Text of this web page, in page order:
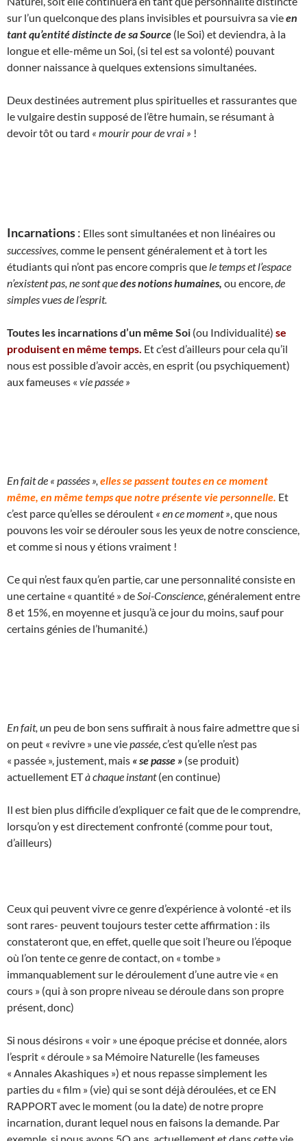
sur l’un quelconque des plans invisibles et poursuivra sa vieen
tant qu’entité distincte de sa Source (le Soi) et deviendra, à la
longue et elle-même un Soi, (si tel est sa volonté) pouvant
donner naissance à quelques extensions simultanées.
Deux destinées autrement plus spirituelles et rassurantes que
le vulgaire destin supposé de l’être humain, se résumant à
devoir tôt ou tard « mourir pour de vrai » !
Incarnations: Elles sont simultanées et non linéaires ou
successives, comme le pensent généralement et à tort les
étudiants qui n’ont pas encore compris que le temps et l’espace
n’existent pas, ne sont quedes notions humaines, ou encore, de
simples vues de l’esprit.
Toutes les incarnations d’un même Soi (ou Individualité) se
produisent en même temps. Et c’est d’ailleurs pour cela qu’il
nous est possible d’avoir accès, en esprit (ou psychiquement)
aux fameuses « vie passée »
En fait de « passées », elles se passent toutes en ce moment
même, en même temps que notre présente vie personnelle. Et
c’est parce qu’elles se déroulent « en ce moment » , que nous
pouvons les voir se dérouler sous les yeux de notre conscience,
et comme si nous y étions vraiment !
Ce qui n’est faux qu’en partie, car une personnalité consiste en
une certaine « quantité » de Soi-Conscience , généralement entre
8 et 15%, en moyenne et jusqu’à ce jour du moins, sauf pour
certains génies de l’humanité.)
En fait, un peu de bon sens suffirait à nous faire admettre que si
on peut « revivre » une viepassée , c’est qu’elle n’est pas
« passée », justement, mais « se passe » (se produit)
actuellement ETà chaque instant(en continue)
Il est bien plus difficile d’expliquer ce fait que de le comprendre,
lorsqu’on y est directement confronté (comme pour tout,
d’ailleurs)
Ceux qui peuvent vivre ce genre d’expérience à volonté -et ils
sont rares- peuvent toujours tester cette affirmation : ils
constateront que, en effet, quelle que soit l’heure ou l’époque
où l’on tente ce genre de contact, on « tombe »
immanquablement sur le déroulement d’une autre vie « en
cours » (qui à son propre niveau se déroule dans son propre
présent, donc)
Si nous désirons « voir » une époque précise et donnée, alors
l’esprit « déroule » sa Mémoire Naturelle (les fameuses
« Annales Akashiques ») et nous repasse simplement les
parties du « film » (vie) qui se sont déjà déroulées, et ce EN
RAPPORT avec le moment (ou la date) de notre propre
incarnation, durant lequel nous en faisons la demande. Par
exemple, si nous avons 5O ans, actuellement et dans cette vie,